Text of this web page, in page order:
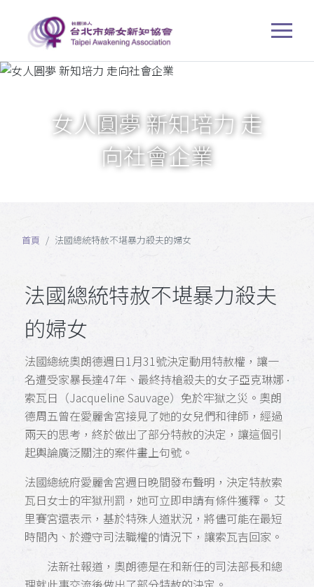
女人圓夢 新知培力 走
向社會企業
首頁 法國總統特赦不堪暴力殺夫的婦女
法國總統特赦不堪暴力殺夫
的婦女
法國總統奧朗德週日1月31號決定動用特赦權，讓一
名遭受家暴長達47年、最終持槍殺夫的女子亞克琳娜 ∙
索瓦日（Jacqueline Sauvage）免於牢獄之災。奧朗
德周五曾在愛麗舍宮接見了她的女兒們和律師，經過
兩天的思考，終於做出了部分特赦的決定，讓這個引
起輿論廣泛關注的案件畫上句號。
法國總統府愛麗舍宮週日晚間發布聲明，決定特赦索
瓦日女士的牢獄刑罰，她可立即申請有條件獲釋。 艾
里賽宮還表示，基於特殊人道狀況，將儘可能在最短
時間內、於遵守司法職權的情況下，讓索瓦吉回家。
法新社報道，奧朗德是在和新任的司法部長和總